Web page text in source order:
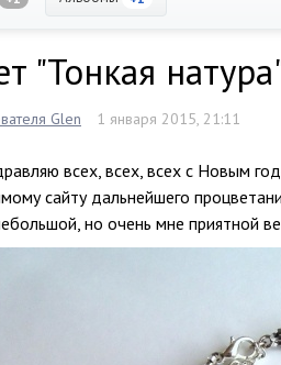
"Тонкая
Glen 1 января 2015, 21:11
всех, всех, всех с Новым
сайту дальнейшего
но очень мне приятной